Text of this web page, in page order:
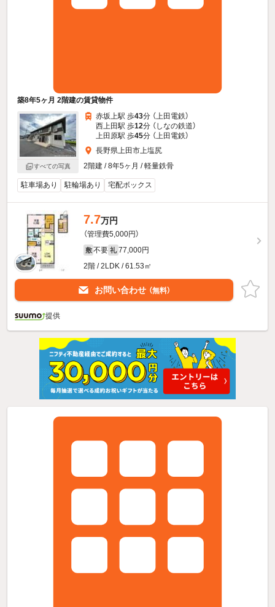
築8年5ヶ月 2階建の賃貸物件
すべての写真
赤坂上駅 歩43分 （上田電鉄）
西上田駅 歩12分 （しなの鉄道）
上田原駅 歩45分 （上田電鉄）
長野県上田市上塩尻
2階建 / 8年5ヶ月 / 軽量鉄骨
駐車場あり 駐輪場あり 宅配ボックス
7.7万円
（管理費5,000円）
敷 不要 礼 77,000円
2階 / 2LDK / 61.53㎡
お問い合わせ （無料）
提供